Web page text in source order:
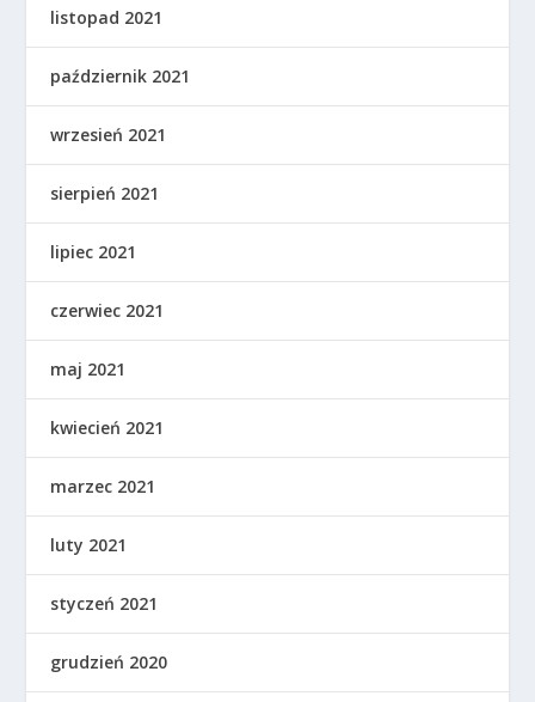
listopad 2021
październik 2021
wrzesień 2021
sierpień 2021
lipiec 2021
czerwiec 2021
maj 2021
kwiecień 2021
marzec 2021
luty 2021
styczeń 2021
grudzień 2020